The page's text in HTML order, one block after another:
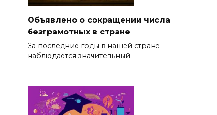
Объявлено о сокращении числа
безграмотных в стране
За последние годы в нашей стране
наблюдается значительный